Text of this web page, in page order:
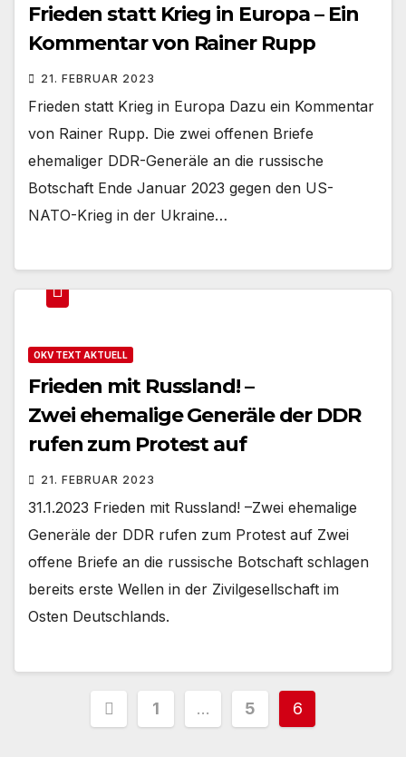
Frieden statt Krieg in Europa – Ein
Kommentar von Rainer Rupp
21. FEBRUAR 2023
Frieden statt Krieg in Europa Dazu ein Kommentar
von Rainer Rupp. Die zwei offenen Briefe
ehemaliger DDR-Generäle an die russische
Botschaft Ende Januar 2023 gegen den US-
NATO-Krieg in der Ukraine…
OKV TEXT AKTUELL
Frieden mit Russland! –
Zwei ehemalige Generäle der DDR
rufen zum Protest auf
21. FEBRUAR 2023
31.1.2023 Frieden mit Russland! –Zwei ehemalige
Generäle der DDR rufen zum Protest auf Zwei
offene Briefe an die russische Botschaft schlagen
bereits erste Wellen in der Zivilgesellschaft im
Osten Deutschlands.
Seitennummerierung
1 … 5 6